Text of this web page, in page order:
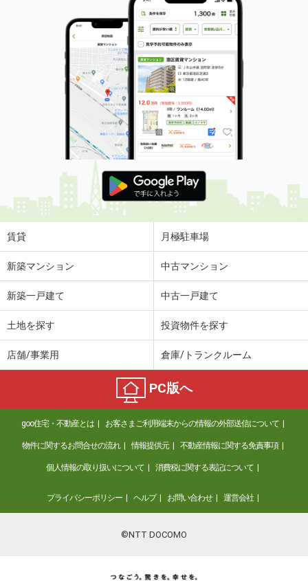
賃貸 月極駐車場
新築マンション 中古マンション
新築一戸建て 中古一戸建て
土地を探す 投資物件を探す
店舗/事業用 倉庫/トランクルーム
PC版へ
goo住宅・不動産とは お客さまご利用端末からの情報の外部送信について
物件に関するお問合せの流れ 情報提供元 不動産情報に関する免責事項
個人情報の取り扱いについて 消費税に関する表記について
プライバシーポリシー ヘルプ お問い合わせ 運営会社
©NTT DOCOMO